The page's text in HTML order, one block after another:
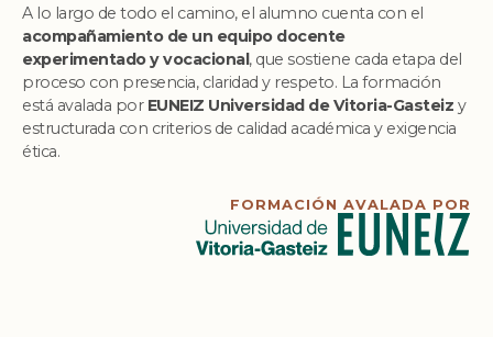
A lo largo de todo el camino, el alumno cuenta con el
acompañamiento de un equipo docente
experimentado y vocacional, que sostiene cada etapa del
proceso con presencia, claridad y respeto. La formación
está avalada por EUNEIZ Universidad de Vitoria-Gasteiz y
estructurada con criterios de calidad académica y exigencia
ética.
FORMACIÓN AVALADA POR